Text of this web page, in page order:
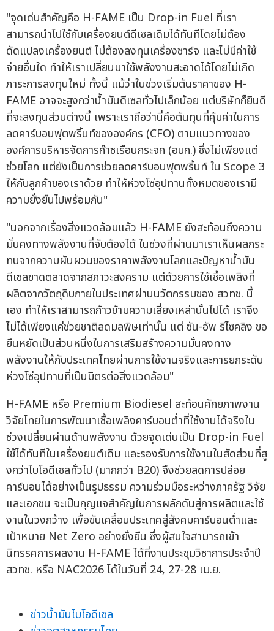
"จุดเด่นสำคัญคือ H-FAME เป็น Drop-in Fuel ที่เรา
สามารถนำไปใช้กับเครื่องยนต์ดีเซลเดิมได้ทันทีโดยไม่ต้อง
ดัดแปลงเครื่องยนต์ ไม่ต้องลงทุนเครื่องชาร์จ และไม่มีค่าใช้
จ่ายอื่นใด ทำให้เราเปลี่ยนมาใช้พลังงานสะอาดได้โดยไม่เกิด
ภาระการลงทุนใหม่ ทั้งนี้ แม้ว่าในช่วงเริ่มต้นราคาของ H-
FAME อาจจะสูงกว่าน้ำมันดีเซลทั่วไปเล็กน้อย แต่บริษัทก็ยินดี
ที่จะลงทุนส่วนต่างนี้ เพราะเราถือว่านี่คือต้นทุนที่คุ้มค่าในการ
ลดคาร์บอนฟุตพริ้นท์ขององค์กร (CFO) ตามแนวทางของ
องค์การบริหารจัดการก๊าซเรือนกระจก (อบก.) ซึ่งไม่เพียงแต่
ช่วยโลก แต่ยังเป็นการช่วยลดคาร์บอนฟุตพริ้นท์ ใน Scope 3
ให้กับลูกค้าของเราด้วย ทำให้ห่วงโซ่อุปทานทั้งหมดของเรามี
ความยั่งยืนไปพร้อมกัน"
"นอกจากเรื่องสิ่งแวดล้อมแล้ว H-FAME ยังสะท้อนถึงความ
มั่นคงทางพลังงานที่จับต้องได้ ในช่วงที่ผ่านมาเราเห็นผลกระ
ทบจากความผันผวนของราคาพลังงานโลกและปัญหาน้ำมัน
ดีเซลขาดตลาดจากสภาวะสงคราม แต่ด้วยการใช้เชื้อเพลิงที่
ผลิตจากวัตถุดิบภายในประเทศผ่านนวัตกรรมของ สวทช. นี้
เอง ทำให้เราสามารถก้าวข้ามความเสี่ยงเหล่านั้นไปได้ เราจึง
ไม่ได้เพียงแค่ช่วยชาติลดมลพิษเท่านั้น แต่ ซัน-อัพ รีไซคลิง ขอ
ยืนหยัดเป็นส่วนหนึ่งในการเสริมสร้างความมั่นคงทาง
พลังงานให้กับประเทศไทยผ่านการใช้งานจริงและการยกระดับ
ห่วงโซ่อุปทานที่เป็นมิตรต่อสิ่งแวดล้อม"
H-FAME หรือ Premium Biodiesel สะท้อนศักยภาพงาน
วิจัยไทยในการพัฒนาเชื้อเพลิงคาร์บอนต่ำที่ใช้งานได้จริงใน
ช่วงเปลี่ยนผ่านด้านพลังงาน ด้วยจุดเด่นเป็น Drop-in Fuel
ใช้ได้ทันทีในเครื่องยนต์เดิม และรองรับการใช้งานในสัดส่วนที่สู
งกว่าไบโอดีเซลทั่วไป (มากกว่า B20) จึงช่วยลดการปล่อย
คาร์บอนได้อย่างเป็นรูปธรรม ความร่วมมือระหว่างภาครัฐ วิจัย
และเอกชน จะเป็นกุญแจสำคัญในการผลักดันสู่การผลิตและใช้
งานในวงกว้าง เพื่อขับเคลื่อนประเทศสู่สังคมคาร์บอนต่ำและ
เป้าหมาย Net Zero อย่างยั่งยืน ซึ่งผู้สนใจสามารถเข้า
นิทรรศการผลงาน H-FAME ได้ที่งานประชุมวิชาการประจำปี
สวทช. หรือ NAC2026 ได้ในวันที่ 24, 27-28 เม.ย.
ข่าวน้ำมันไบโอดีเซล